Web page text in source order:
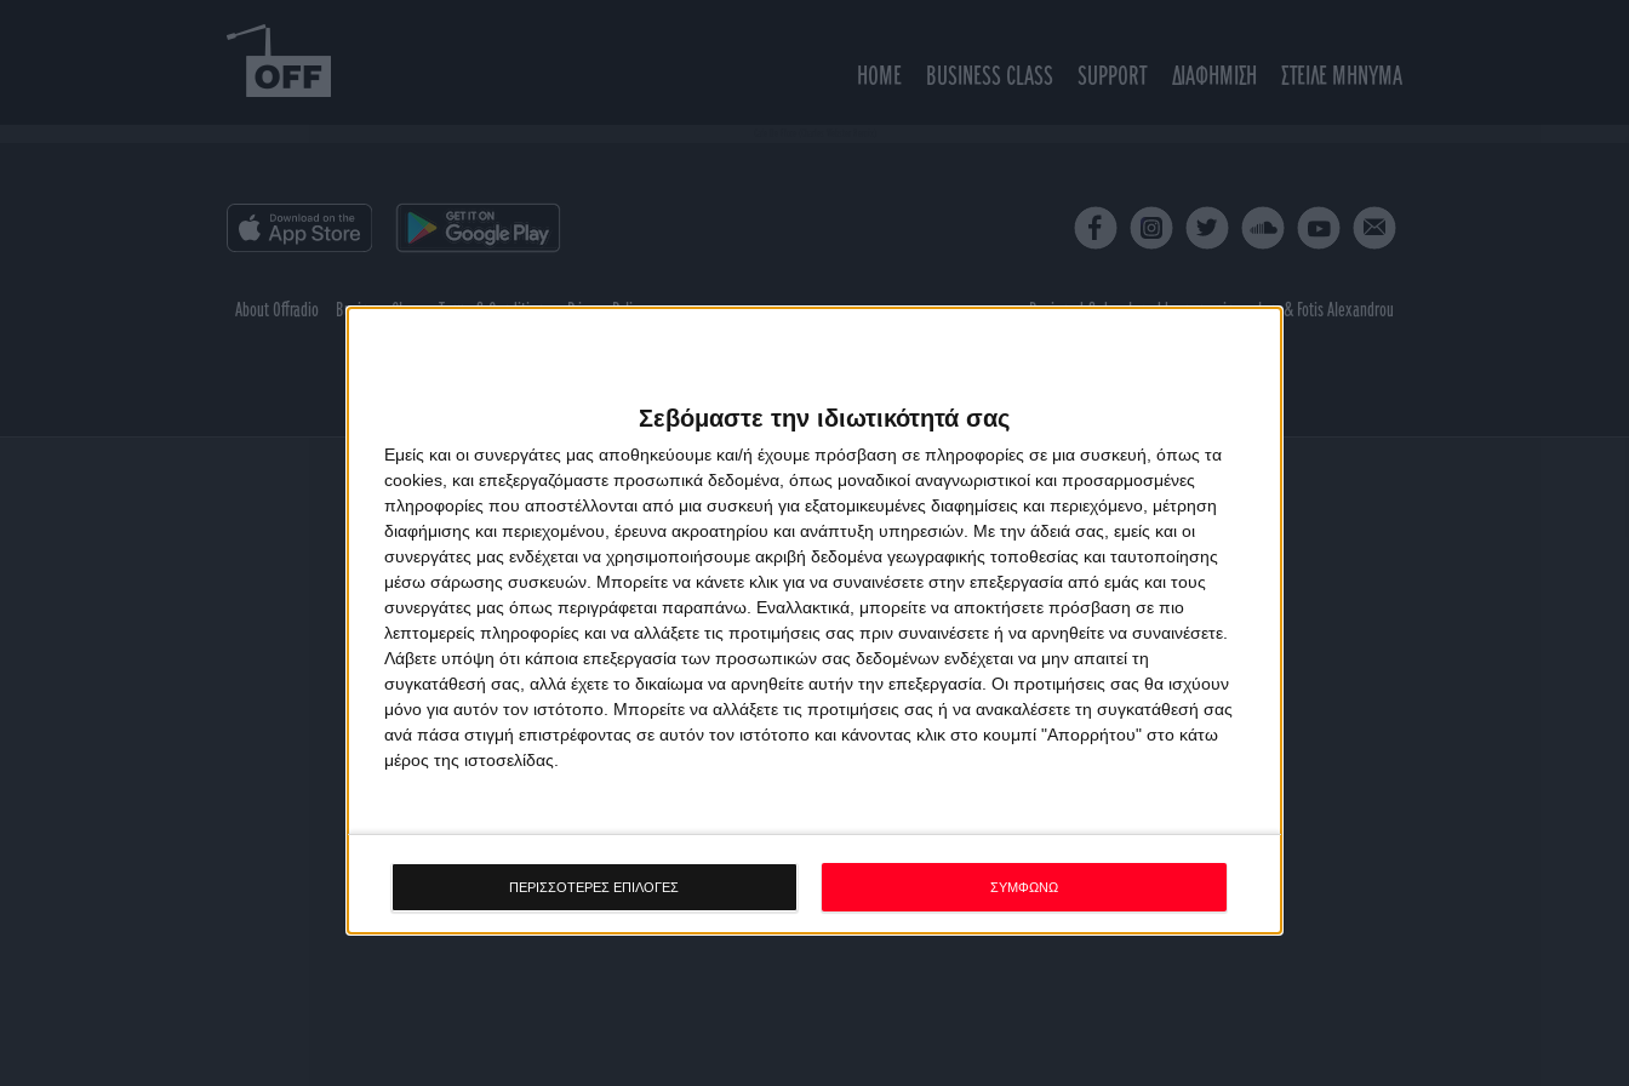
Σεβόμαστε την ιδιωτικότητά σας
Εμείς και οι συνεργάτες μας αποθηκεύουμε και/ή έχουμε πρόσβαση σε πληροφορίες σε μια συσκευή, όπως τα
cookies, και επεξεργαζόμαστε προσωπικά δεδομένα, όπως μοναδικοί αναγνωριστικοί και προσαρμοσμένες
πληροφορίες που αποστέλλονται από μια συσκευή για εξατομικευμένες διαφημίσεις και περιεχόμενο, μέτρηση
διαφήμισης και περιεχομένου, έρευνα ακροατηρίου και ανάπτυξη υπηρεσιών. Με την άδειά σας, εμείς και οι
συνεργάτες μας ενδέχεται να χρησιμοποιήσουμε ακριβή δεδομένα γεωγραφικής τοποθεσίας και ταυτοποίησης
μέσω σάρωσης συσκευών. Μπορείτε να κάνετε κλικ για να συναινέσετε στην επεξεργασία από εμάς και τους
συνεργάτες μας όπως περιγράφεται παραπάνω. Εναλλακτικά, μπορείτε να αποκτήσετε πρόσβαση σε πιο
λεπτομερείς πληροφορίες και να αλλάξετε τις προτιμήσεις σας πριν συναινέσετε ή να αρνηθείτε να συναινέσετε.
Λάβετε υπόψη ότι κάποια επεξεργασία των προσωπικών σας δεδομένων ενδέχεται να μην απαιτεί τη
συγκατάθεσή σας, αλλά έχετε το δικαίωμα να αρνηθείτε αυτήν την επεξεργασία. Οι προτιμήσεις σας θα ισχύουν
μόνο για αυτόν τον ιστότοπο. Μπορείτε να αλλάξετε τις προτιμήσεις σας ή να ανακαλέσετε τη συγκατάθεσή σας
ανά πάσα στιγμή επιστρέφοντας σε αυτόν τον ιστότοπο και κάνοντας κλικ στο κουμπί "Απορρήτου" στο κάτω
μέρος της ιστοσελίδας.
ΠΕΡΙΣΣΟΤΕΡΕΣ ΕΠΙΛΟΓΕΣ ΣΥΜΦΩΝΩ
HOME BUSINESS CLASS SUPPORT ΔΙΑΦΗΜΙΣΗ ΣΤΕΙΛΕ ΜΗΝΥΜΑ
About Offradio Business Class Terms & Conditions Privacy Policy Designed & developed byporcupine colors& Fotis Alexandrou